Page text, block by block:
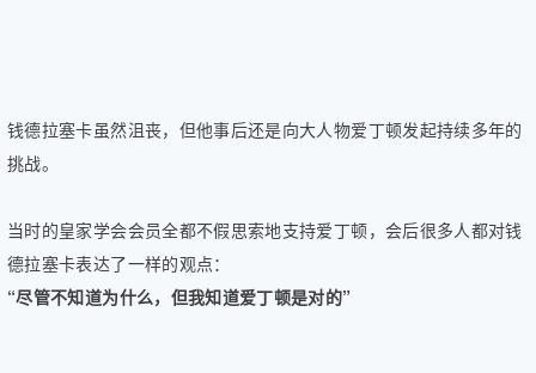
钱德拉塞卡虽然沮丧，但他事后还是向大人物爱丁顿发起持续多年的
挑战。
当时的皇家学会会员全都不假思索地支持爱丁顿，会后很多人都对钱
德拉塞卡表达了一样的观点：
“尽管不知道为什么，但我知道爱丁顿是对的”